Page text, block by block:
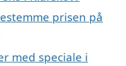
prisen på
med speciale i